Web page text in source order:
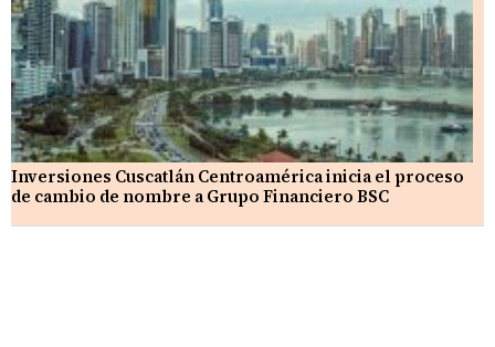
Inversiones Cuscatlán Centroamérica inicia el proceso
de cambio de nombre a Grupo Financiero BSC